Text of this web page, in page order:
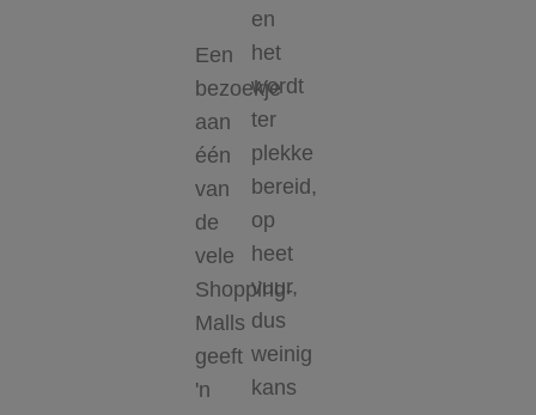
Een
bezoekje
aan
één
van
de
vele
Shopping-
Malls
geeft
'n
en
het
wordt
ter
plekke
bereid,
op
heet
vuur,
dus
weinig
kans